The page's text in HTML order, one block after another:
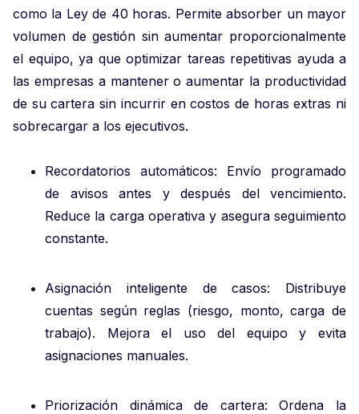
como la Ley de 40 horas. Permite absorber un mayor
volumen de gestión sin aumentar proporcionalmente
el equipo, ya que optimizar tareas repetitivas ayuda a
las empresas a mantener o aumentar la productividad
de su cartera sin incurrir en costos de horas extras ni
sobrecargar a los ejecutivos.
Recordatorios automáticos: Envío programado
de avisos antes y después del vencimiento.
Reduce la carga operativa y asegura seguimiento
constante.
Asignación inteligente de casos: Distribuye
cuentas según reglas (riesgo, monto, carga de
trabajo). Mejora el uso del equipo y evita
asignaciones manuales.
Priorización dinámica de cartera: Ordena la